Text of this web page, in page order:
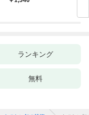
ランキング
無料